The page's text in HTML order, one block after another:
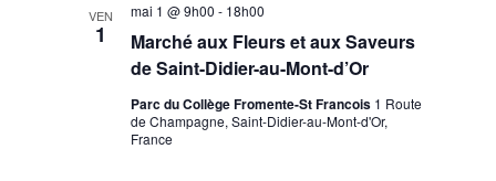
VEN
1
Marché aux Fleurs et aux Saveurs
de Saint-Didier-au-Mont-d’Or
mai 1 @ 9h00 - 18h00
Parc du Collège Fromente-St Francois 1 Route
de Champagne, Saint-Didier-au-Mont-d'Or,
France